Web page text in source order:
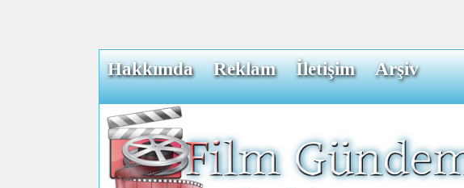
Hakkımda Reklam İletişim Arşiv